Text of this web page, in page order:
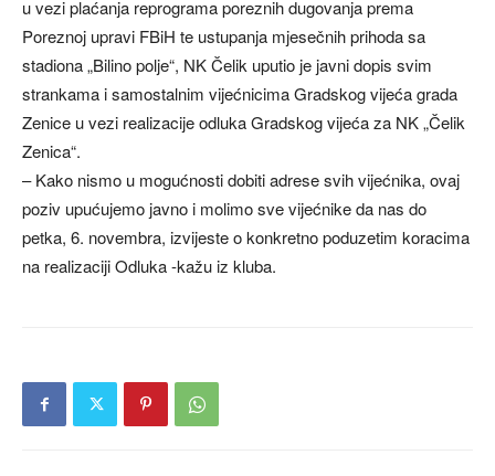
u vezi plaćanja reprograma poreznih dugovanja prema
Poreznoj upravi FBiH te ustupanja mjesečnih prihoda sa
stadiona „Bilino polje“, NK Čelik uputio je javni dopis svim
strankama i samostalnim vijećnicima Gradskog vijeća grada
Zenice u vezi realizacije odluka Gradskog vijeća za NK „Čelik
Zenica“.
– Kako nismo u mogućnosti dobiti adrese svih vijećnika, ovaj
poziv upućujemo javno i molimo sve vijećnike da nas do
petka, 6. novembra, izvijeste o konkretno poduzetim koracima
na realizaciji Odluka -kažu iz kluba.